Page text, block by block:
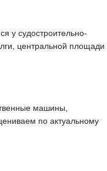
у судостроительно-
центральной площади
машины,
по актуальному